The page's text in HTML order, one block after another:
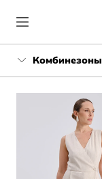
Комбинезоны